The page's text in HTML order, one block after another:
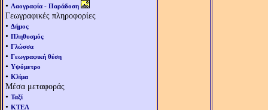
• Λαογραφία - Παράδοση
Γεωγραφικές πληροφορίες
• Δήμος
• Πληθυσμός
• Γλώσσα
• Γεωγραφική θέση
• Υψόμετρο
• Κλίμα
Μέσα μεταφοράς
• Ταξί
• ΚΤΕΛ